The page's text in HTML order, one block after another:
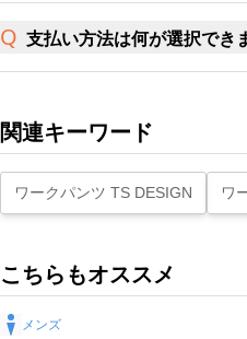
支払い方法は何が選択でき
関連キーワード
ワークパンツ TS DESIGN ワ
こちらもオススメ
メンズ